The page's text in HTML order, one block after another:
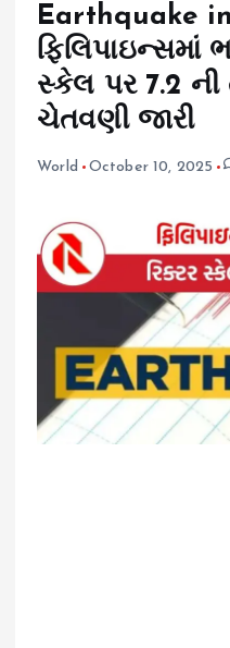
Earthquake
ફિલિપાઇન્સમાં
સ્કેલ પર 7.2 ની
ચેતવણી જારી
World October 10, 2025